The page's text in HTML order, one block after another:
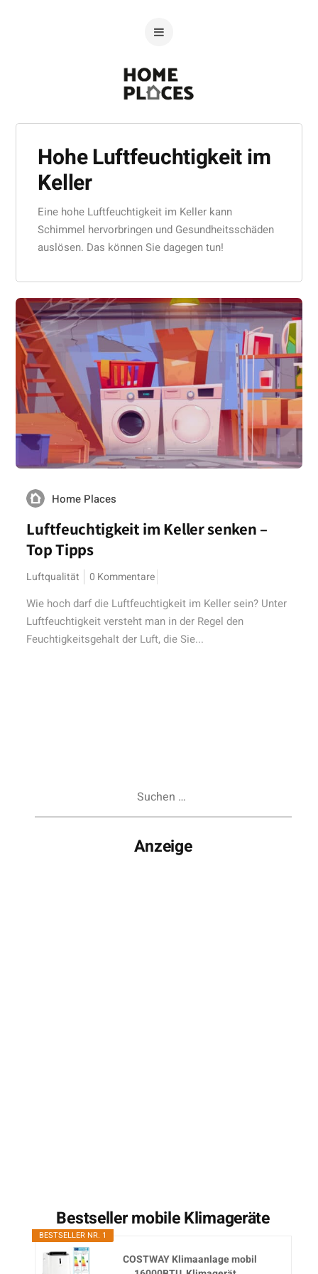
Hohe Luftfeuchtigkeit im
Keller
Eine hohe Luftfeuchtigkeit im Keller kann
Schimmel hervorbringen und Gesundheitsschäden
auslösen. Das können Sie dagegen tun!
Home Places
Luftfeuchtigkeit im Keller senken –
Top Tipps
Luftqualität 0 Kommentare
Wie hoch darf die Luftfeuchtigkeit im Keller sein? Unter
Luftfeuchtigkeit versteht man in der Regel den
Feuchtigkeitsgehalt der Luft, die Sie...
Anzeige
Bestseller mobile Klimageräte
BESTSELLER NR. 1
COSTWAY Klimaanlage mobil